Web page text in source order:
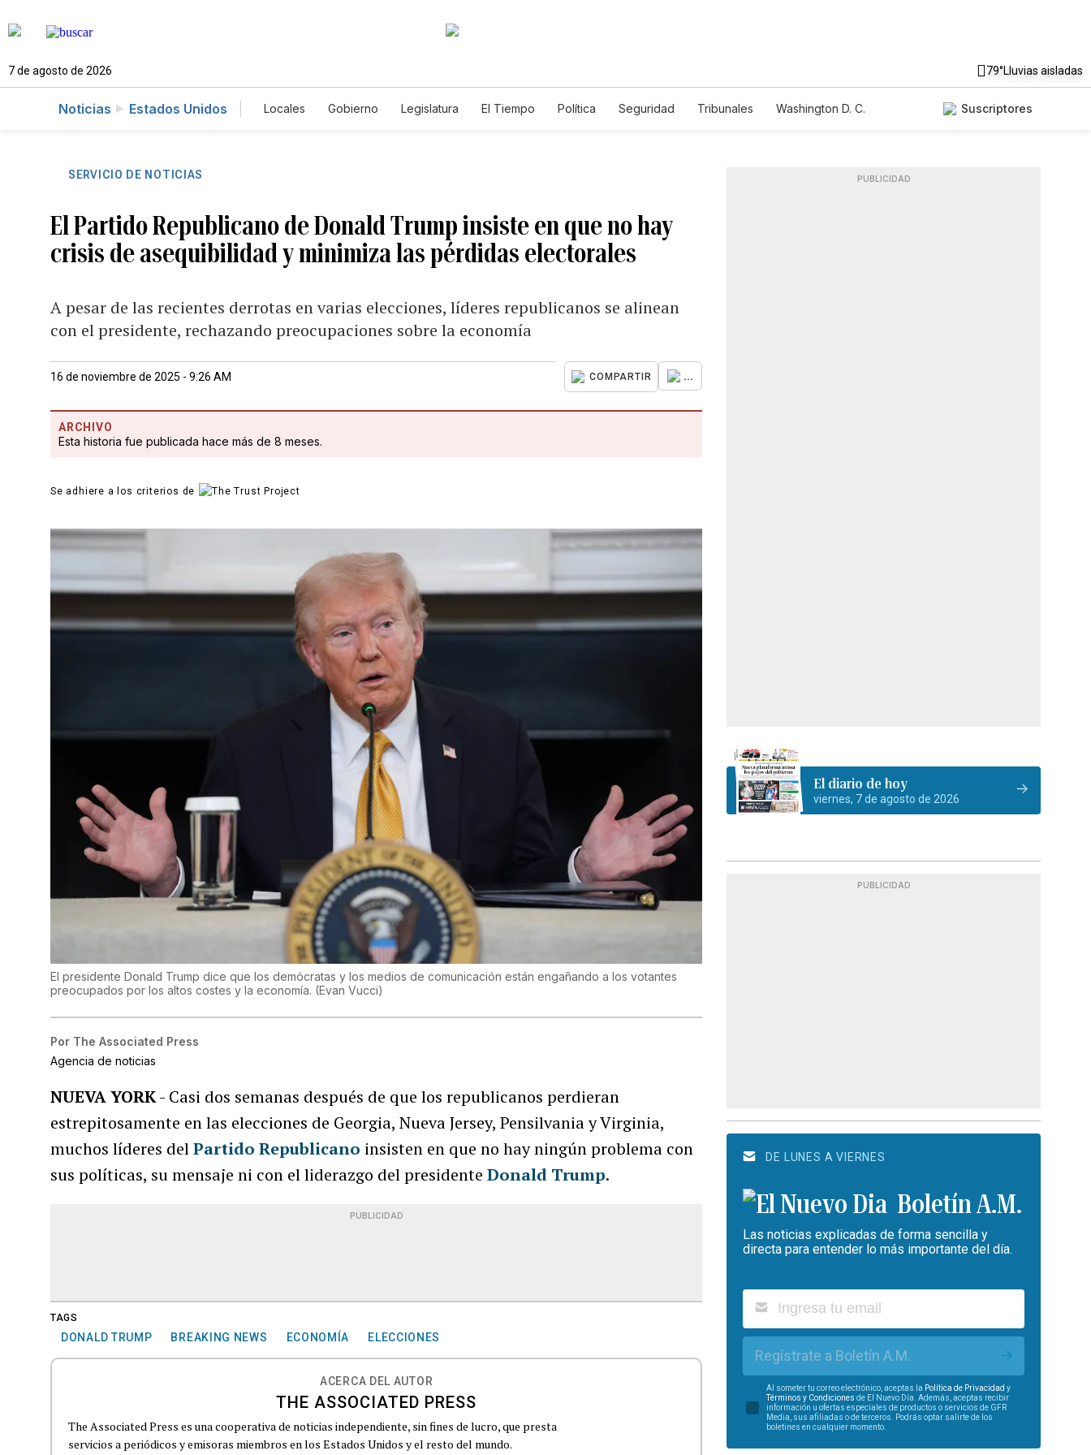
7 de agosto de 2026 79°Lluvias aisladas
Noticias Estados Unidos Locales Gobierno Legislatura El Tiempo Política Seguridad Tribunales
Washington D. C.
Suscriptores
SERVICIO DE NOTICIAS
El Partido Republicano de Donald Trump insiste en que no hay
crisis de asequibilidad y minimiza las pérdidas electorales
A pesar de las recientes derrotas en varias elecciones, líderes republicanos se alinean
con el presidente, rechazando preocupaciones sobre la economía
16 de noviembre de 2025 - 9:26 AM COMPARTIR ...
ARCHIVO
Esta historia fue publicada hace más de 8 meses.
Se adhiere a los criterios de
El presidente Donald Trump dice que los demócratas y los medios de comunicación están engañando a los votantes
preocupados por los altos costes y la economía. (Evan Vucci)
Por The Associated Press
Agencia de noticias
NUEVA YORK- Casi dos semanas después de que los republicanos perdieran
estrepitosamente en las elecciones de Georgia, Nueva Jersey, Pensilvania y Virginia,
muchos líderes delPartido Republicano insisten en que no hay ningún problema con
sus políticas, su mensaje ni con el liderazgo del presidenteDonald Trump.
PUBLICIDAD
TAGS
DONALD TRUMP BREAKING NEWS ECONOMÍA ELECCIONES
ACERCA DEL AUTOR
THE ASSOCIATED PRESS
The Associated Press es una cooperativa de noticias independiente, sin fines de lucro, que presta
servicios a periódicos y emisoras miembros en los Estados Unidos y el resto del mundo.
PUBLICIDAD
El diario de hoy
viernes, 7 de agosto de 2026
PUBLICIDAD
DE LUNES A VIERNES
Boletín A.M.
Las noticias explicadas de forma sencilla y
directa para entender lo más importante del día.
Regístrate a Boletín A.M.
Al someter tu correo electrónico, aceptas la Política de Privacidad y
Términos y Condiciones de El Nuevo Día. Además, aceptas recibir
información u ofertas especiales de productos o servicios de GFR
Media, sus afiliadas o de terceros. Podrás optar salirte de los
boletines en cualquier momento.